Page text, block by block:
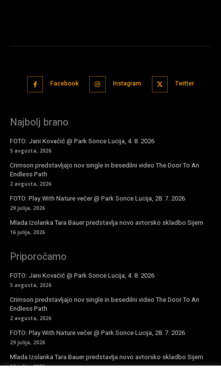
Facebook Instagram Twitter
Najbolj brano
FOTO: Jani Kovačič @ Park Sonce Lucija, 4. 8. 2026
5 avgusta, 2026
Crimson predstavljajo nov single in besedilni video The Door To An
Endless Path
2 avgusta, 2026
FOTO: Play With Nature večer @ Park Sonce Lucija, 28. 7. 2026
29 julija, 2026
Mlada Izolanka Tara Bauer predstavlja novo avtorsko skladbo Sijem
16 julija, 2026
Priporočamo
FOTO: Jani Kovačič @ Park Sonce Lucija, 4. 8. 2026
5 avgusta, 2026
Crimson predstavljajo nov single in besedilni video The Door To An
Endless Path
2 avgusta, 2026
FOTO: Play With Nature večer @ Park Sonce Lucija, 28. 7. 2026
29 julija, 2026
Mlada Izolanka Tara Bauer predstavlja novo avtorsko skladbo Sijem
16 julija, 2026